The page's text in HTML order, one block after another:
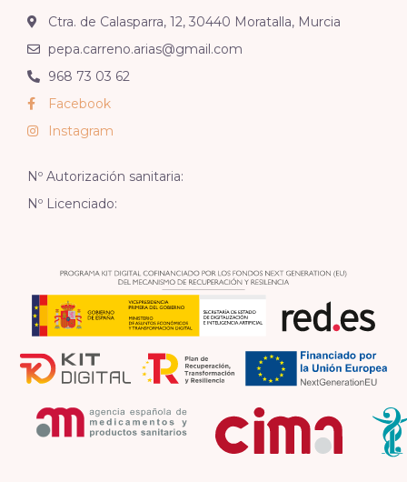
Ctra. de Calasparra, 12, 30440 Moratalla, Murcia
pepa.carreno.arias@gmail.com
968 73 03 62
Facebook
Instagram
Nº Autorización sanitaria:
Nº Licenciado: